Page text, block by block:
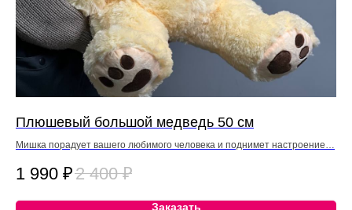
Плюшевый большой медведь 50 см
Мишка порадует вашего любимого человека и поднимет настроение…
1 990 ₽2 400 ₽
Заказать